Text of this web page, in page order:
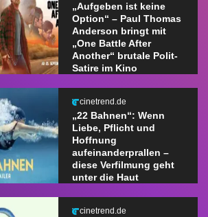
„Aufgeben ist keine
Option“ – Paul Thomas
Anderson bringt mit
„One Battle After
Another“ brutale Polit-
Satire im Kino
cinetrend.de
„22 Bahnen“: Wenn
Liebe, Pflicht und
Hoffnung
aufeinanderprallen –
diese Verfilmung geht
unter die Haut
cinetrend.de